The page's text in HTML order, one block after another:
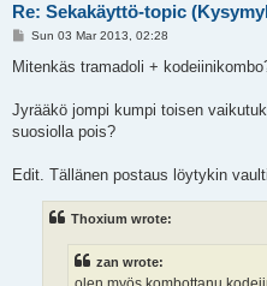
Re: Sekakäyttö-topic
P
s
Sun 03 Mar 2013, 02:28
Mitenkäs tramadoli +
Jyrääkö jompi kumpi toisen
suosiolla pois?
Edit. Tällänen postaus löytykin
Thoxium wrote:
zan wrote: